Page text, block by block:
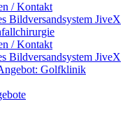
/ Kontakt
Bildversandsystem JiveX
/ Kontakt
Bildversandsystem JiveX
Golfklinik